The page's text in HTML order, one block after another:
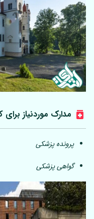
مدارک موردنیاز
پرونده پزشکی
گواهی پزشکی